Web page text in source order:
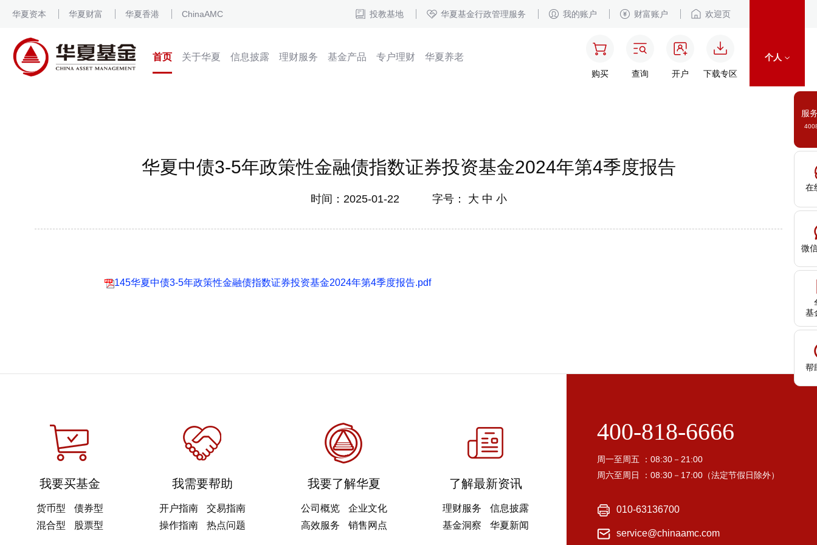
服
在
微
基
帮
华夏资本 华夏财富 华夏香港 ChinaAMC 投教基地 华夏基金行政管理服务 我的账户 财富账户 欢迎页
首页 关于华夏 信息披露 理财服务 基金产品 专户理财 华夏养老
购买 查询 开户 下载专区
个人
华夏中债3-5年政策性金融债指数证券投资基金2024年第4季度报告
时间：2025-01-22 字号： 大 中 小
145华夏中债3-5年政策性金融债指数证券投资基金2024年第4季度报告.pdf
我要买基金
货币型
债券型
混合型
股票型
我需要帮助
开户指南
交易指南
操作指南
热点问题
我要了解华夏
公司概览
企业文化
高效服务
销售网点
了解最新资讯
理财服务
信息披露
基金洞察
华夏新闻
400-818-6666
周一至周五 ：08:30－21:00
周六至周日 ：08:30－17:00（法定节假日除外）
010-63136700
service@chinaamc.com